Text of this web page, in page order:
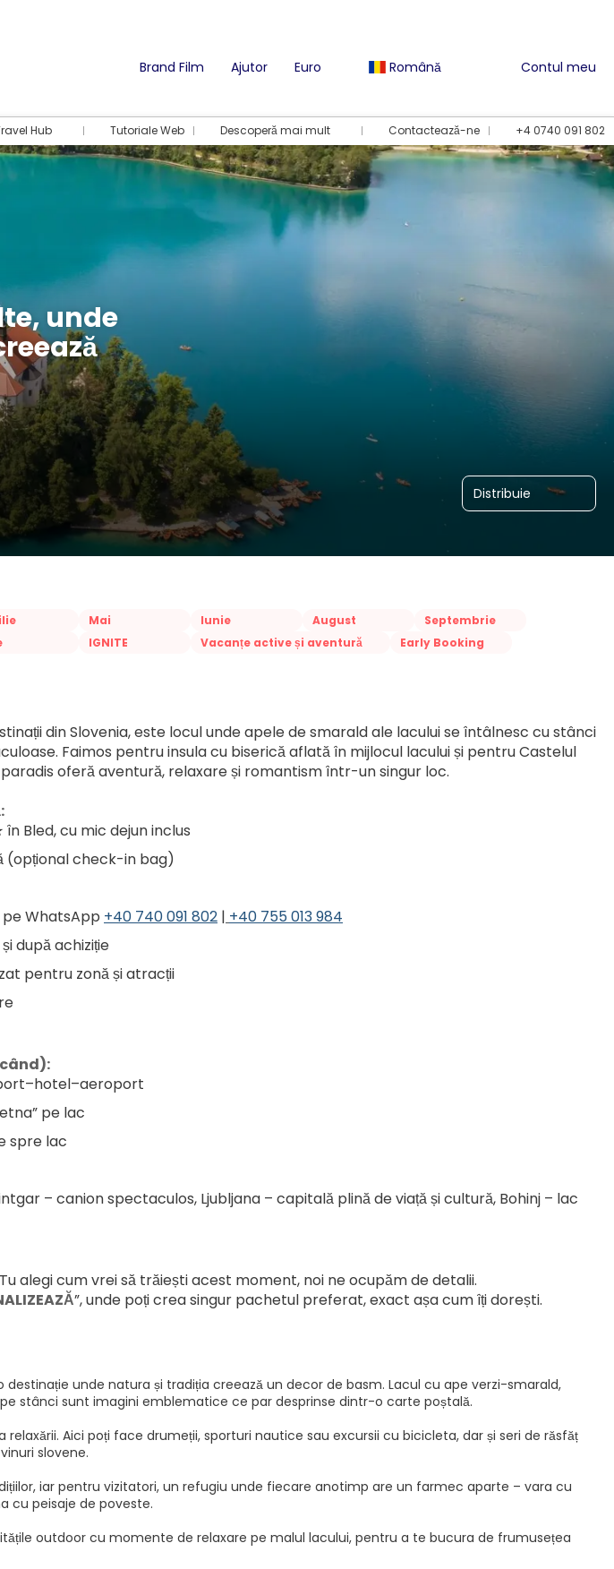
Brand Film Ajutor Euro Română Contul meu
Hub Tutoriale Web Descoperă mai mult Contactează-ne +4 0740 091 802
unde
Distribuie
Mai Iunie August
Septembrie
IGNITE Vacanțe active și aventură
Early Booking
din Slovenia, este locul unde apele de smarald ale lacului se întâlnesc cu stânci
Faimos pentru insula cu biserică aflată în mijlocul lacului și pentru Castelul
oferă aventură, relaxare și romantism într-un singur loc.
Bled, cu mic dejun inclus
(opțional check-in bag)
WhatsApp +40 740 091 802 | +40 755 013 984
după achiziție
pentru zonă și atracții
pe lac
spre lac
– canion spectaculos, Ljubljana – capitală plină de viață și cultură, Bohinj – lac
alegi cum vrei să trăiești acest moment, noi ne ocupăm de detalii.
”, unde poți crea singur pachetul preferat, exact așa cum îți dorești.
destinație unde natura și tradiția creează un decor de basm. Lacul cu ape verzi-smarald,
stânci sunt imagini emblematice ce par desprinse dintr-o carte poștală.
Aici poți face drumeții, sporturi nautice sau excursii cu bicicleta, dar și seri de răsfăț
slovene.
iar pentru vizitatori, un refugiu unde fiecare anotimp are un farmec aparte – vara cu
cu peisaje de poveste.
outdoor cu momente de relaxare pe malul lacului, pentru a te bucura de frumusețea